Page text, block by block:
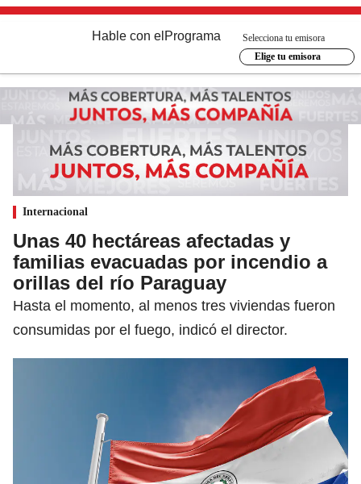
Hable con el Programa
Selecciona tu emisora
Elige tu emisora
Internacional
Unas 40 hectáreas afectadas y
familias evacuadas por incendio a
orillas del río Paraguay
Hasta el momento, al menos tres viviendas fueron
consumidas por el fuego, indicó el director.